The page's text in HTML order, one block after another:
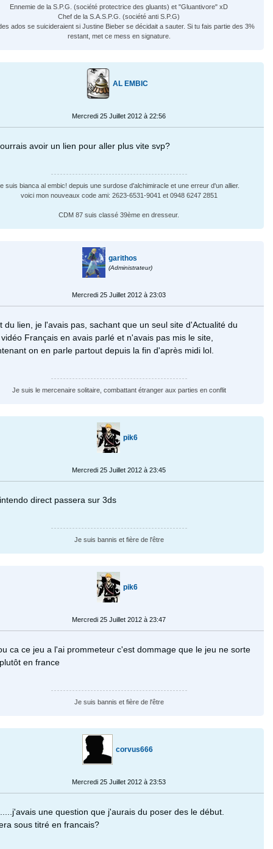
Ennemie de la S.P.G. (société protectrice des gluants) et "Gluantivore" xD
Chef de la S.A.S.P.G. (société anti S.P.G)
ados se suicideraient si Justine Bieber se décidait a sauter. Si tu fais partie des 3%
restant, met ce mess en signature.
AL EMBIC
Mercredi 25 Juillet 2012 à 22:56
avoir un lien pour aller plus vite svp?
suis bianca al embic! depuis une surdose d'alchimiracle et une erreur d'un allier.
voici mon nouveaux code ami: 2623-6531-9041 et 0948 6247 2851
CDM 87 suis classé 39ème en dresseur.
garithos
(Administrateur)
Mercredi 25 Juillet 2012 à 23:03
du lien, je l'avais pas, sachant que un seul site d'Actualité du
Français en avais parlé et n'avais pas mis le site,
on en parle partout depuis la fin d'après midi lol.
Je suis le mercenaire solitaire, combattant étranger aux parties en conflit
pik6
Mercredi 25 Juillet 2012 à 23:45
direct passera sur 3ds
Je suis bannis et fière de l'être
pik6
Mercredi 25 Juillet 2012 à 23:47
ca ce jeu a l'ai prommeteur c'est dommage que le jeu ne sorte
en france
Je suis bannis et fière de l'être
corvus666
Mercredi 25 Juillet 2012 à 23:53
une question que j'aurais du poser des le début.
sous titré en francais?